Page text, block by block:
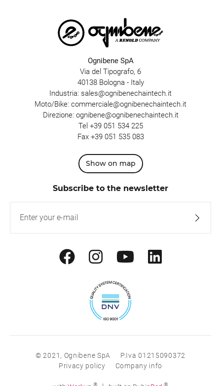
Ognibene SpA
Via del Tipografo, 6
40138 Bologna - Italy
Industria: sales@ognibenechaintech.it
Moto/Bike: commerciale@ognibenechaintech.it
Direzione: ognibene@ognibenechaintech.it
Tel +39 051 534 225
Fax +39 051 535 083
Show on map
Subscribe to the newsletter
© 2021, Ognibene SpA
P.Iva 01215090372
Privacy policy
Company info